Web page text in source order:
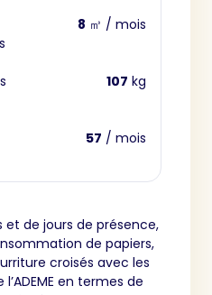
8 ㎥ / mois
107 kg
57 / mois
et de jours de présence,
de papiers,
croisés avec les
en termes de